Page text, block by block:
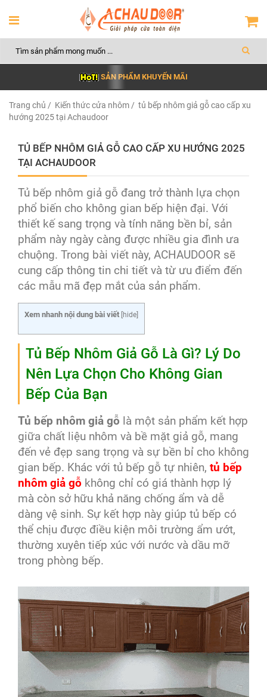
SẢN PHẨM KHUYẾN MÃI
Trang chủ / Kiến thức cửa nhôm / tủ bếp nhôm giả gỗ cao cấp xu
hướng 2025 tại Achaudoor
TỦ BẾP NHÔM GIẢ GỖ CAO CẤP XU HƯỚNG 2025
TẠI ACHAUDOOR
Tủ bếp nhôm giả gỗ đang trở thành lựa chọn
phổ biến cho không gian bếp hiện đại. Với
thiết kế sang trọng và tính năng bền bỉ, sản
phẩm này ngày càng được nhiều gia đình ưa
chuộng. Trong bài viết này, ACHAUDOOR sẽ
cung cấp thông tin chi tiết và từ ưu điểm đến
các mẫu mã đẹp mắt của sản phẩm.
Xem nhanh nội dung bài viết hide
Tủ Bếp Nhôm Giả Gỗ Là Gì? Lý Do
Nên Lựa Chọn Cho Không Gian
Bếp Của Bạn
Tủ bếp nhôm giả gỗ là một sản phẩm kết hợp
giữa chất liệu nhôm và bề mặt giả gỗ, mang
đến vẻ đẹp sang trọng và sự bền bỉ cho không
gian bếp. Khác với tủ bếp gỗ tự nhiên, tủ bếp
nhôm giả gỗ không chỉ có giá thành hợp lý
mà còn sở hữu khả năng chống ẩm và dễ
dàng vệ sinh. Sự kết hợp này giúp tủ bếp có
thể chịu được điều kiện môi trường ẩm ướt,
thường xuyên tiếp xúc với nước và dầu mỡ
trong phòng bếp.